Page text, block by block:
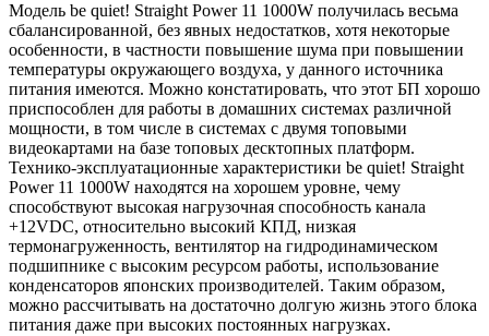
Модель be quiet! Straight Power 11 1000W получилась весьма
сбалансированной, без явных недостатков, хотя некоторые
особенности, в частности повышение шума при повышении
температуры окружающего воздуха, у данного источника
питания имеются. Можно констатировать, что этот БП хорошо
приспособлен для работы в домашних системах различной
мощности, в том числе в системах с двумя топовыми
видеокартами на базе топовых десктопных платформ.
Технико-эксплуатационные характеристики be quiet! Straight
Power 11 1000W находятся на хорошем уровне, чему
способствуют высокая нагрузочная способность канала
+12VDC, относительно высокий КПД, низкая
термонагруженность, вентилятор на гидродинамическом
подшипнике с высоким ресурсом работы, использование
конденсаторов японских производителей. Таким образом,
можно рассчитывать на достаточно долгую жизнь этого блока
питания даже при высоких постоянных нагрузках.